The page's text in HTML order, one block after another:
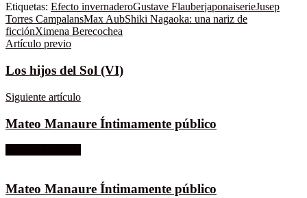
Etiquetas: Efecto invernaderoGustave FlauberjaponaiserieJusep
Torres CampalansMax AubShiki Nagaoka: una nariz de
ficciónXimena Berecochea
Artículo previo
Los hijos del Sol (VI)
Siguiente artículo
Mateo Manaure Íntimamente público
Mateo Manaure Íntimamente público